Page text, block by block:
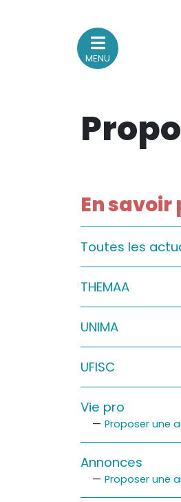
Association nationale
des Théâtres de Marionnettes
et Arts Associés
Sur le feu
(Actualités, annonces, vie
Sur le vif
Sur le fond
(Fonctionnement,
Sur le terrain
(Portraits, actions,
Sur l’étagère
(Documents, études,
MENU
En savoir
Toutes les
THEMAA
UNIMA
UFISC
Vie pro
Proposer une
Annonces
Proposer une